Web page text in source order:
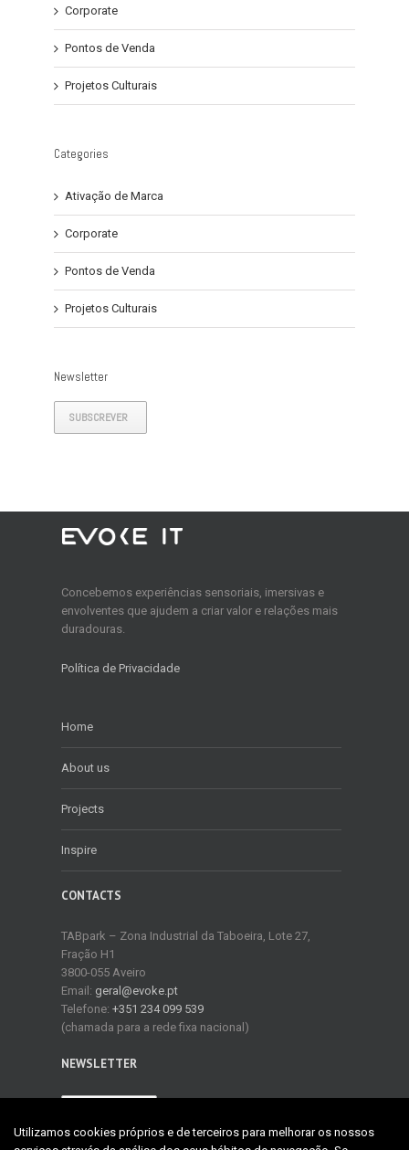
Corporate
Pontos de Venda
Projetos Culturais
Categories
Ativação de Marca
Corporate
Pontos de Venda
Projetos Culturais
Newsletter
SUBSCREVER
Concebemos experiências sensoriais, imersivas e
envolventes que ajudem a criar valor e relações mais
duradouras.
Política de Privacidade
Home
About us
Projects
Inspire
CONTACTS
TABpark – Zona Industrial da Taboeira, Lote 27,
Fração H1
3800-055 Aveiro
Email: geral@evoke.pt
Telefone:+351 234 099 539
(chamada para a rede fixa nacional)
NEWSLETTER
Utilizamos cookies próprios e de terceiros para melhorar os nossos